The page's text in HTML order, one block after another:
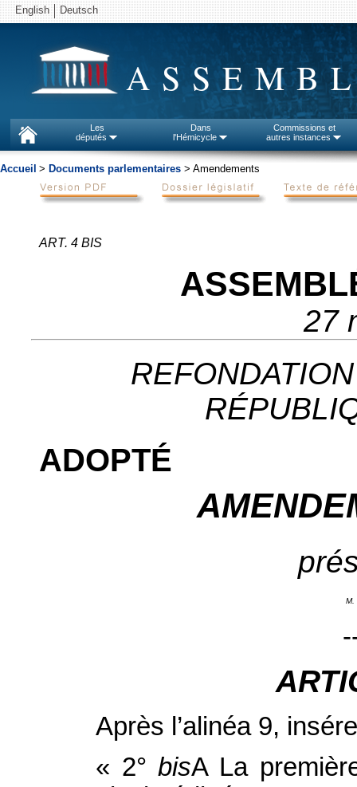
English Deutsch
Les
députés
Dans
l'Hémicycle
Commissions et
autres instances
Accueil > Documents parlementaires > Amendements
ART. 4 BIS
27
ADOPTÉ
M.
Après l’alinéa 9,
« 2°bisA La